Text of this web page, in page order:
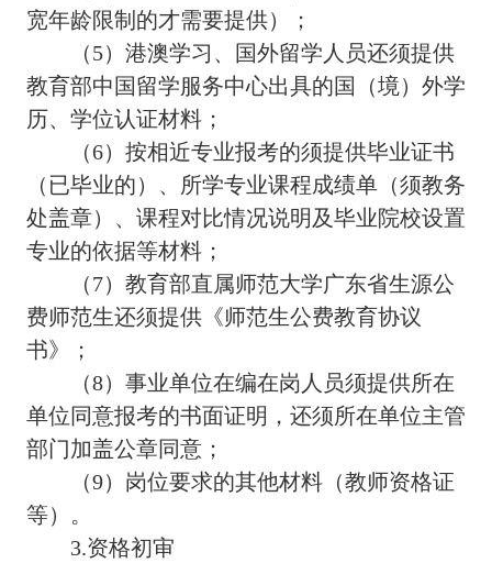
宽年龄限制的才需要提供）；
（5）港澳学习、国外留学人员还须提供
教育部中国留学服务中心出具的国（境）外学
历、学位认证材料；
（6）按相近专业报考的须提供毕业证书
（已毕业的）、所学专业课程成绩单（须教务
处盖章）、课程对比情况说明及毕业院校设置
专业的依据等材料；
（7）教育部直属师范大学广东省生源公
费师范生还须提供《师范生公费教育协议
书》；
（8）事业单位在编在岗人员须提供所在
单位同意报考的书面证明，还须所在单位主管
部门加盖公章同意；
（9）岗位要求的其他材料（教师资格证
等）。
3.资格初审